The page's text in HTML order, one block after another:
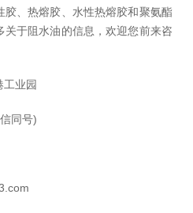
胶、热熔胶、水性热熔胶和聚氨酯
关于阻水油的信息，欢迎您前来咨
业园
同号)